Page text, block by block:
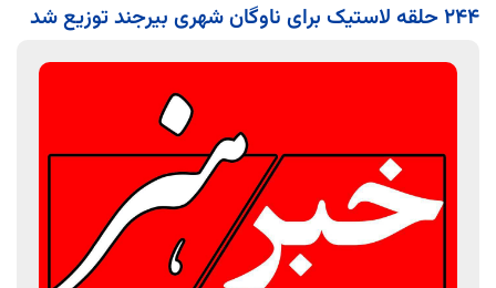
۲۴۴ حلقه لاستیک برای ناوگان شهری بیرجند توزیع شد